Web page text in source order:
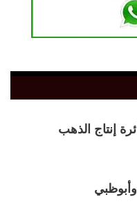
لدائرة إنتاج الذهب